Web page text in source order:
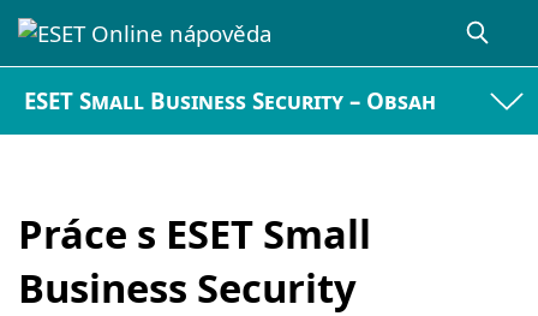
ESET Small Business Security – Obsah
Práce s ESET Small
Business Security